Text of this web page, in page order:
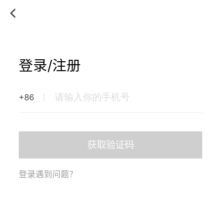
登录/注册
+86
获取验证码
登录遇到问题？